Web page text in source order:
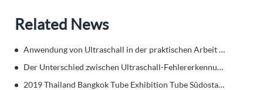
Related News
Anwendung von Ultraschall in der praktischen Arbeit des Schweißflammendetektors
Der Unterschied zwischen Ultraschall-Fehlererkennung und Wirbelstrom-Fehlererkennung?Komm und lerne es kennen!
2019 Thailand Bangkok Tube Exhibition Tube Südostasien